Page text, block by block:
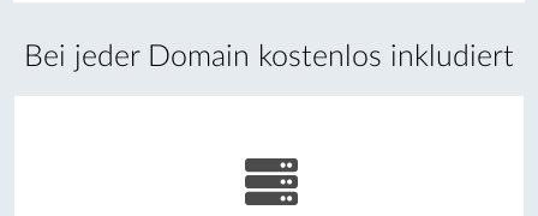
Bei jeder Domain kostenlos inkludiert